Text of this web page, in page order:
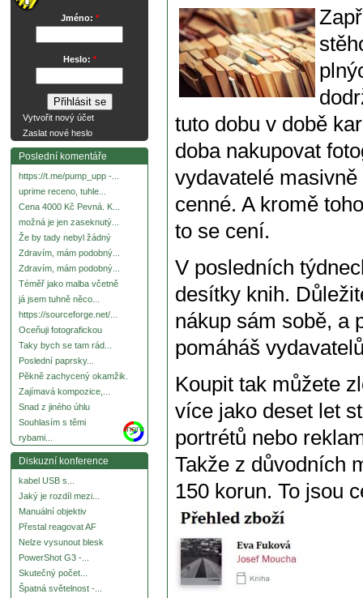
Jméno: *
Heslo: *
Vytvořit nový účet
Zaslat nové heslo
Poslední komentáře
https://t.me/pump_upp -...
uprime receno, tuhle...
Cena 4000 Kč Pevná. K...
možná je jen zaseknutý...
Že by tady nebyl žádný
Zdravím, mám podobný...
Zdravím, mám podobný...
Téměř jako malba včetně
já jsem tuhně něco...
https://sourceforge.net/...
Oceňuji fotografickou
Taky bych se tam rád...
Poslední paprsky...
Pěkně zachycený okamžik.
Zajímavá kompozice,...
Snad z jiného úhlu
Souhlasím s těmi
rybami...
more
Diskuzní konference
kabel USB s...
Jaký je rozdíl mezi...
Manuální objektiv
Přestal reagovat AF
Nelze vysunout blesk
PowerShot G3 -...
Skutečný počet...
Špatná světelnost -...
tuto dobu v době
doba nakupovat
vydavatelé
cenné. A kromě
to se cení.
V posledních
desítky knih.
nákup sám sobě, a
pomáháš
Koupit tak můžete
více jako deset let
portrétů nebo
Takže z důvodních
150 korun. To jsou